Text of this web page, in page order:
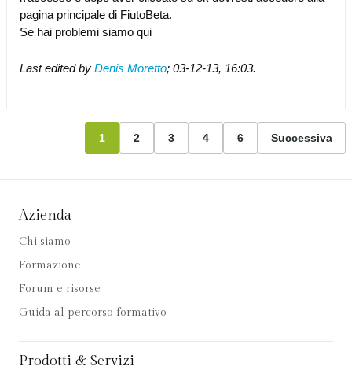
pagina principale di FiutoBeta.
Se hai problemi siamo qui
Last edited by Denis Moretto; 03-12-13, 16:03.
1 2 3 4 6 Successiva
Azienda
Chi siamo
Formazione
Forum e risorse
Guida al percorso formativo
Prodotti & Servizi